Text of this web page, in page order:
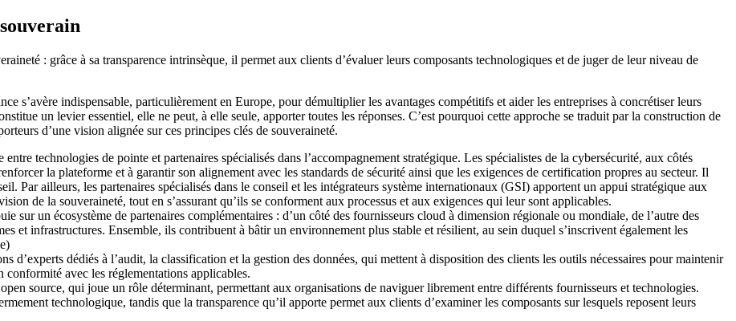
: grâce à sa transparence intrinsèque, il permet aux clients d’évaluer leurs composants technologiques et de juger de leur niveau de
s’avère indispensable, particulièrement en Europe, pour démultiplier les avantages compétitifs et aider les entreprises à concrétiser leurs
un levier essentiel, elle ne peut, à elle seule, apporter toutes les réponses. C’est pourquoi cette approche se traduit par la construction de
d’une vision alignée sur ces principes clés de souveraineté.
entre technologies de pointe et partenaires spécialisés dans l’accompagnement stratégique. Les spécialistes de la cybersécurité, aux côtés
la plateforme et à garantir son alignement avec les standards de sécurité ainsi que les exigences de certification propres au secteur. Il
Par ailleurs, les partenaires spécialisés dans le conseil et les intégrateurs système internationaux (GSI) apportent un appui stratégique aux
de la souveraineté, tout en s’assurant qu’ils se conforment aux processus et aux exigences qui leur sont applicables.
sur un écosystème de partenaires complémentaires : d’un côté des fournisseurs cloud à dimension régionale ou mondiale, de l’autre des
et infrastructures. Ensemble, ils contribuent à bâtir un environnement plus stable et résilient, au sein duquel s’inscrivent également les
d’experts dédiés à l’audit, la classification et la gestion des données, qui mettent à disposition des clients les outils nécessaires pour maintenir
avec les réglementations applicables.
source, qui joue un rôle déterminant, permettant aux organisations de naviguer librement entre différents fournisseurs et technologies.
technologique, tandis que la transparence qu’il apporte permet aux clients d’examiner les composants sur lesquels reposent leurs